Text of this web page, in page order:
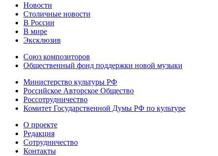
Новости
Столичные новости
В России
В мире
Эксклюзив
Союз композиторов
Общественный фонд поддержки новой музыки
Министерство культуры РФ
Российское Авторское Общество
Россотрудничество
Комитет Государственной Думы РФ по культуре
О проекте
Редакция
Сотрудничество
Контакты